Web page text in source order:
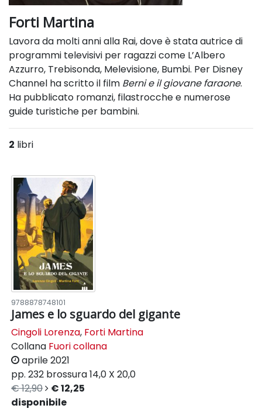
Forti Martina
Lavora da molti anni alla Rai, dove è stata autrice di
programmi televisivi per ragazzi come L’Albero
Azzurro, Trebisonda, Melevisione, Bumbi. Per Disney
Channel ha scritto il film Berni e il giovane faraone.
Ha pubblicato romanzi, filastrocche e numerose
guide turistiche per bambini.
2 libri
9788878748101
James e lo sguardo del gigante
Cingoli Lorenza, Forti Martina
Collana Fuori collana
aprile 2021
pp. 232 brossura14,0 X 20,0
€ 12,90
€ 12,25
disponibile